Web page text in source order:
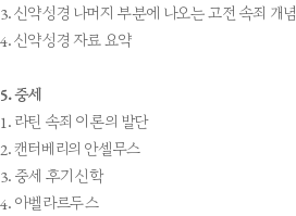
3. 신약성경 나머지 부분에 나오는 고전 속죄 개념
4. 신약성경 자료 요약
5. 중세
1. 라틴 속죄 이론의 발단
2. 캔터베리의 안셀무스
3. 중세 후기 신학
4. 아벨라르두스